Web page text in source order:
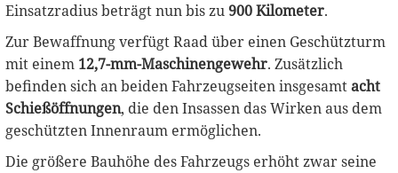
Einsatzradius beträgt nun bis zu900 Kilometer.
Zur Bewaffnung verfügt Raad über einen Geschützturm
mit einem 12,7-mm-Maschinengewehr. Zusätzlich
befinden sich an beiden Fahrzeugseiten insgesamtacht
Schießöffnungen, die den Insassen das Wirken aus dem
geschützten Innenraum ermöglichen.
Die größere Bauhöhe des Fahrzeugs erhöht zwar seine